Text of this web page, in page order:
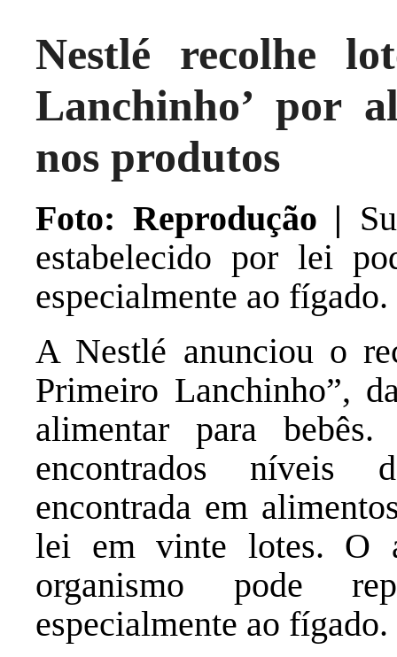
Nestlé recolhe
Lanchinho’ por
nos produtos
Foto: Reprodução |
estabelecido por lei
especialmente ao fígado.
A Nestlé anunciou o
Primeiro Lanchinho”,
alimentar para
encontrados níveis
encontrada em
lei em vinte lotes. O
organismo pode
especialmente ao fígado.